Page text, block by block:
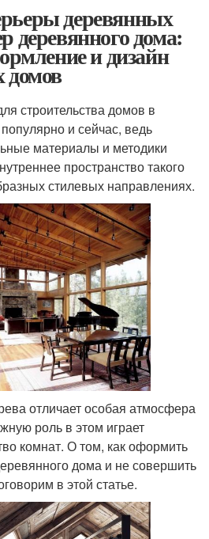
деревянных
деревянного дома:
и дизайн
домов
строительства домов в
и сейчас, ведь
материалы и методики
пространство такого
стилевых направлениях.
отличает особая атмосфера
роль в этом играет
комнат. О том, как оформить
дома и не совершить
в этой статье.